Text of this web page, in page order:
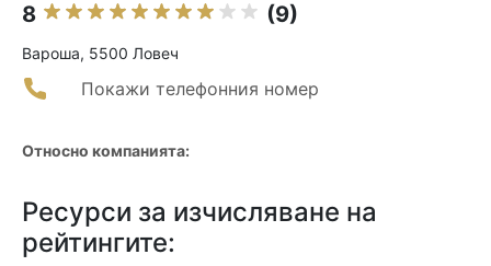
8 (9)
Вароша, 5500 Ловеч
Покажи телефонния номер
Относно компанията:
Ресурси за изчисляване на
рейтингите: